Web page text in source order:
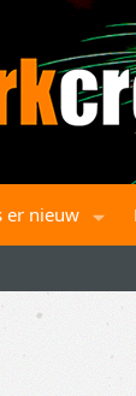
er nieuw